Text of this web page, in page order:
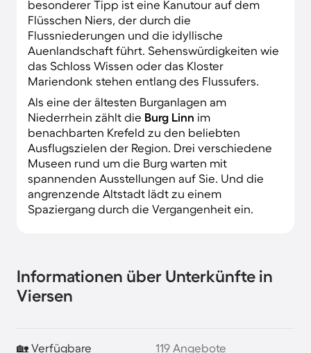
besonderer Tipp ist eine Kanutour auf dem
Flüsschen Niers, der durch die
Flussniederungen und die idyllische
Auenlandschaft führt. Sehenswürdigkeiten wie
das Schloss Wissen oder das Kloster
Mariendonk stehen entlang des Flussufers.
Als eine der ältesten Burganlagen am
Niederrhein zählt die Burg Linn im
benachbarten Krefeld zu den beliebten
Ausflugszielen der Region. Drei verschiedene
Museen rund um die Burg warten mit
spannenden Ausstellungen auf Sie. Und die
angrenzende Altstadt lädt zu einem
Spaziergang durch die Vergangenheit ein.
Informationen über Unterkünfte in
Viersen
🏡 Verfügbare 119 Angebote